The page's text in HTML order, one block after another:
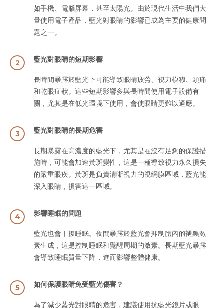
如手機、電腦屏幕，甚至太陽光。由於現代生活中我們大
量使用電子產品，藍光對眼睛的影響已成為主要的健康問
題之一。
2 藍光對眼睛的短期影響
長時間暴露於藍光下可能導致眼睛疲勞、視力模糊、頭痛
和乾眼症狀。這些短期影響多與長時間使用電子設備有
關，尤其是在低光環境下使用，會使眼睛更難以適應。
3 藍光對眼睛的長期危害
長期暴露在高濃度的藍光下，尤其是在沒有足夠的保護措
施時，可能會加速黃斑變性，這是一種導致視力永久損失
的嚴重眼疾。黃斑是負責清晰視力的視網膜區域，藍光能
深入眼睛，損害這一區域。
4 影響睡眠的問題
藍光也會干擾睡眠。夜間暴露於藍光會抑制體內的褪黑激
素生成，這是控制睡眠和覺醒周期的激素。長期藍光暴露
會導致睡眠質量下降，進而影響整體健康。
5 如何保護眼睛免受藍光傷害？
為了減少藍光對眼睛的危害，建議使用抗藍光鏡片或眼